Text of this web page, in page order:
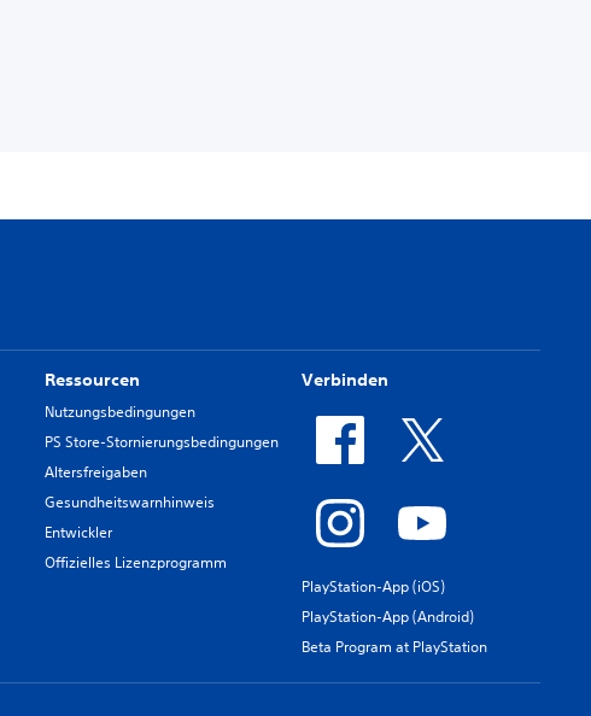
Ressourcen
Nutzungsbedingungen
PS Store-Stornierungsbedingungen
Altersfreigaben
Gesundheitswarnhinweis
Entwickler
Offizielles Lizenzprogramm
Verbinden
PlayStation-App (iOS)
PlayStation-App (Android)
Beta Program at PlayStation